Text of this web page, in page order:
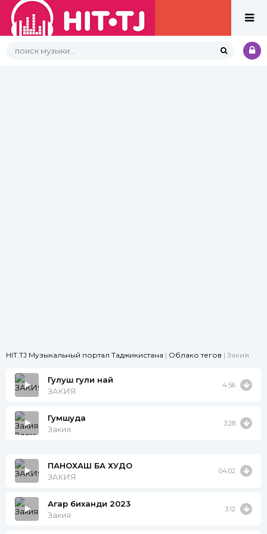
HIT.TJ Музыкальный портал Таджикистана | Облако тегов | Закия
Гулуш гули най
ЗАКИЯ
4:56
Гумшуда
Закия
3:28
ПАНОХАШ БА ХУДО
ЗАКИЯ
04:02
Агар биханди 2023
Закия
3:12